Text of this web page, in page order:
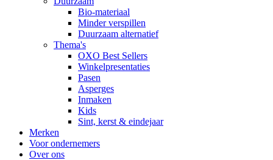
Bio-materiaal
Minder verspillen
Duurzaam alternatief
Thema's
OXO Best Sellers
Winkelpresentaties
Pasen
Asperges
Inmaken
Kids
Sint, kerst & eindejaar
Merken
Voor ondernemers
Over ons